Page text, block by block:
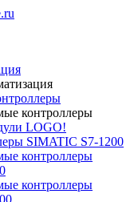
контроллеры
LOGO!
SIMATIC S7-1200
контроллеры
контроллеры